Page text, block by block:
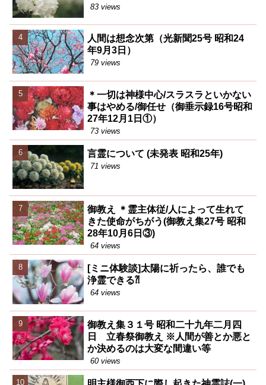
83 views
人間は想念次第（光新聞25号 昭和24
年9月3日）
79 views
＊一切は神様中心/スラスラといかない
事はやめる/御任せ（御垂示録16号昭和
27年12月1日①）
73 views
言霊について (未発表 昭和25年)
71 views
御教え ＊霊主体従/人によって生れて
きた使命がちがう(御教え集27号 昭和
28年10月6日③)
64 views
[ミニ体験談]太陽に祈ったら、誰でも
浄霊できる⁈
64 views
御教え集３１号 昭和二十九年二月四
日 立春祭御教え ※人間が善とか悪と
か決めるのは大変な間違い等
60 views